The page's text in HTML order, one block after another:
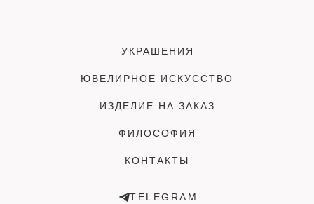
УКРАШЕНИЯ
ЮВЕЛИРНОЕ ИСКУССТВО
ИЗДЕЛИЕ НА ЗАКАЗ
ФИЛОСОФИЯ
КОНТАКТЫ
TELEGRAM